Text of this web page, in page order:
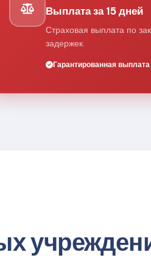
Выплата за 15 дней
Страховая выплата по
задержек.
Гарантированная выплата